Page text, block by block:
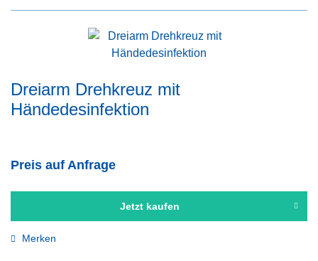
Dreiarm Drehkreuz mit
Händedesinfektion
Preis auf Anfrage
Jetzt kaufen
Merken